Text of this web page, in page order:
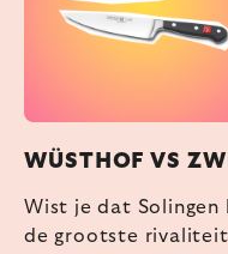
WÜSTHOF VS
Wist je dat Solingen
de grootste